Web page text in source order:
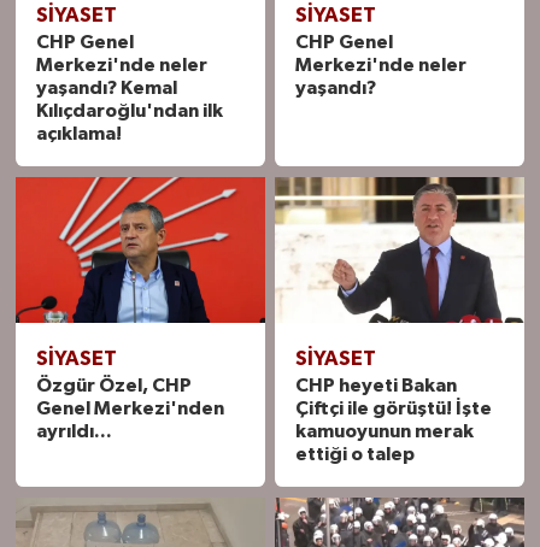
SIYASET
CHP Genel
Merkezi'nde neler
yaşandı? Kemal
Kılıçdaroğlu'ndan ilk
açıklama!
SIYASET
CHP Genel
Merkezi'nde neler
yaşandı?
SIYASET
Özgür Özel, CHP
Genel Merkezi'nden
ayrıldı...
SIYASET
CHP heyeti Bakan
Çiftçi ile görüştü! İşte
kamuoyunun merak
ettiği o talep